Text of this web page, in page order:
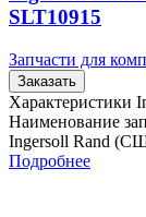
SLT10915
Запчасти для
Заказать
Характеристики
Наименование
Ingersoll Rand
Подробнее